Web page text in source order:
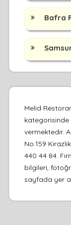
Bafra
Melid
vermektedir.
No:159
440 44 84.
bilgileri,
sayfada yer